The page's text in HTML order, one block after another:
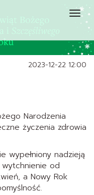
2023-12-22 12:00
Narodzenia
życzenia zdrowia
wypełniony nadzieją
od
a Nowy Rok